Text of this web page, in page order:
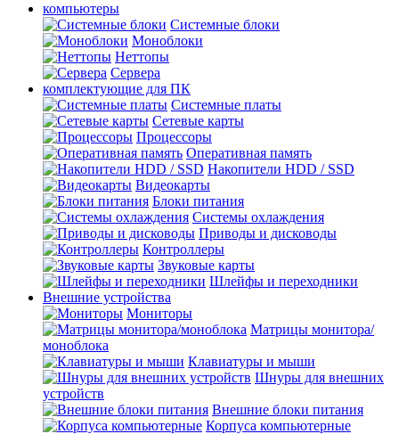
компьютеры
Системные блоки
Моноблоки
Неттопы
Сервера
комплектующие для ПК
Cистемные платы
Сетевые карты
Процесcоры
Оперативная память
Накопители HDD / SSD
Видеокарты
Блоки питания
Системы охлаждения
Приводы и дисководы
Контроллеры
Звуковые карты
Шлейфы и переходники
Внешние устройства
Мониторы
Матрицы монитора/
моноблока
Клавиатуры и мыши
Шнуры для внешних
устройств
Внешние блоки питания
Корпуса компьютерные